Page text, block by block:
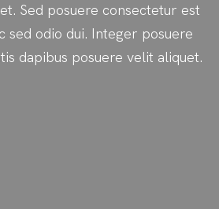
Sed posuere consectetur est
sed odio dui. Integer posuere
dapibus posuere velit aliquet.